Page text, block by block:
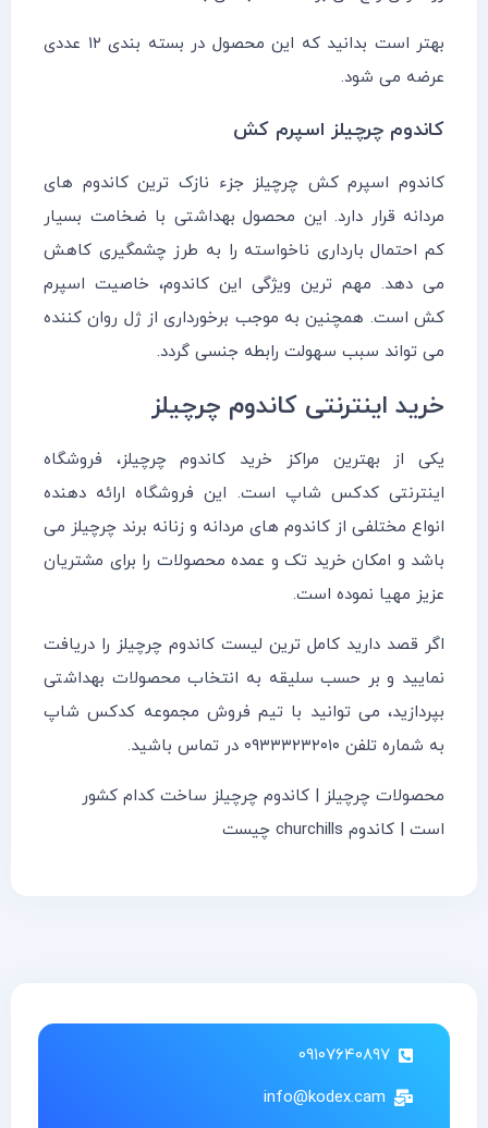
بهتر است بدانید که این محصول در بسته بندی ۱۲ عددی
عرضه می شود.
کاندوم چرچیلز اسپرم کش
کاندوم اسپرم کش چرچیلز جزء نازک ترین کاندوم های
مردانه قرار دارد. این محصول بهداشتی با ضخامت بسیار
کم احتمال بارداری ناخواسته را به طرز چشمگیری کاهش
می دهد. مهم ترین ویژگی این کاندوم، خاصیت اسپرم
کش است. همچنین به موجب برخورداری از ژل روان کننده
می تواند سبب سهولت رابطه جنسی گردد.
خرید اینترنتی کاندوم چرچیلز
یکی از بهترین مراکز خرید کاندوم چرچیلز، فروشگاه
اینترنتی کدکس شاپ است. این فروشگاه ارائه دهنده
انواع مختلفی از کاندوم های مردانه و زنانه برند چرچیلز می
باشد و امکان خرید تک و عمده محصولات را برای مشتریان
عزیز مهیا نموده است.
اگر قصد دارید کامل ترین لیست کاندوم چرچیلز را دریافت
نمایید و بر حسب سلیقه به انتخاب محصولات بهداشتی
بپردازید، می توانید با تیم فروش مجموعه کدکس شاپ
به شماره تلفن ۰۹۳۳۳۲۳۲۰۱۰ در تماس باشید.
محصولات چرچیلز | کاندوم چرچیلز ساخت کدام کشور
است | کاندوم churchills چیست
۰۹۱۰۷۶۴۰۸۹۷
info@kodex.cam